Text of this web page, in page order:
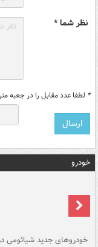
نظر شما *
* لطفا عدد مقابل را در جعبه
خودرو
خودروهای جدید شیائومی در